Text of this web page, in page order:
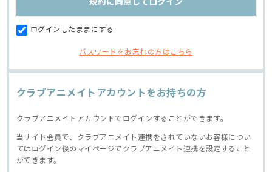
ログインしたままにする
パスワードをお忘れの方はこちら
クラブアニメイトアカウントをお持ちの方
クラブアニメイトアカウントでログインすることができます。
当サイト会員で、クラブアニメイト連携をされていないお客様につい
てはログイン後のマイページでクラブアニメイト連携を設定すること
ができます。